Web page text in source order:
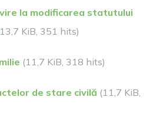
la modificarea statutului
KiB, 351 hits)
(11,7 KiB, 318 hits)
de stare civilă (11,7 KiB,